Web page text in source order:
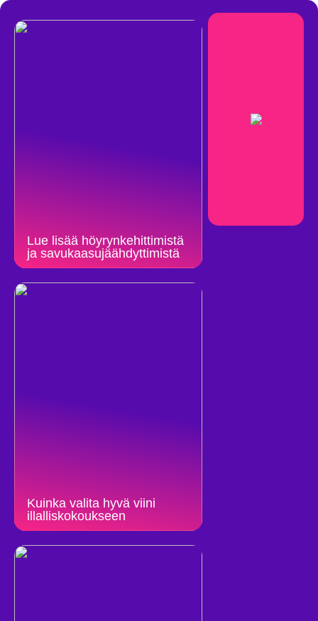
Lue lisää höyrynkehittimistä
ja savukaasujäähdyttimistä
Kuinka valita hyvä viini
illalliskokoukseen